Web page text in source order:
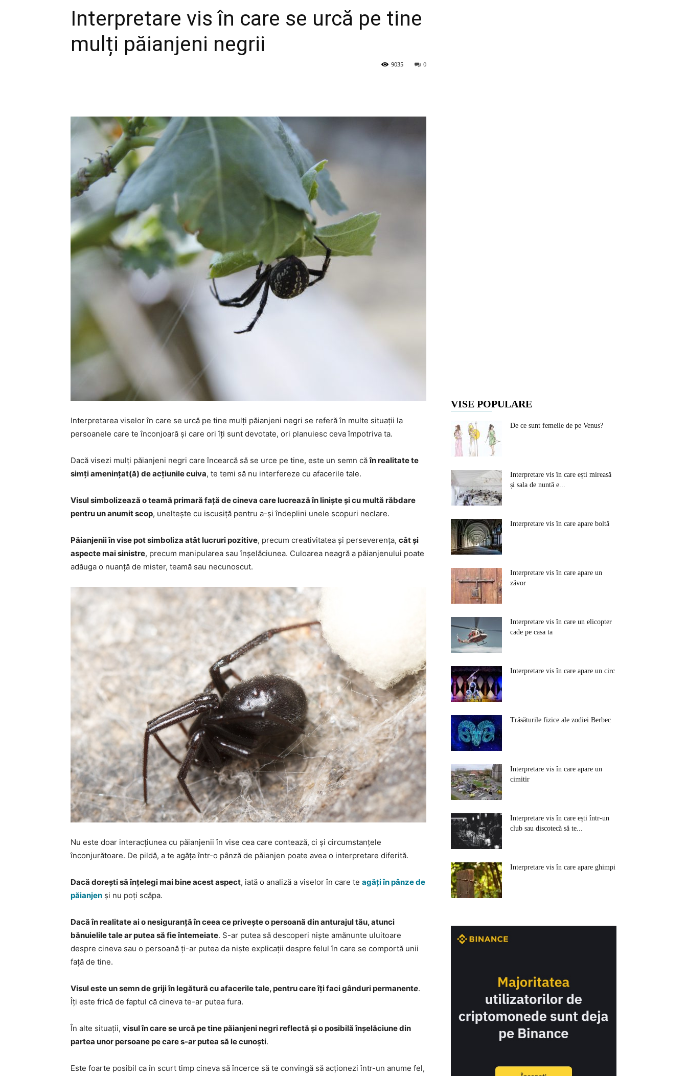
Interpretare vis în care se urcă pe tine
mulți păianjeni negrii
0
9035
Interpretarea viselor în care se urcă pe tine mulți păianjeni negri se referă în multe situații la
persoanele care te înconjoară și care ori îți sunt devotate, ori planuiesc ceva împotriva ta.
Dacă visezi mulți păianjeni negri care încearcă să se urce pe tine, este un semn căîn realitate te
simți amenințat(ă) de acțiunile cuiva, te temi să nu interfereze cu afacerile tale.
Visul simbolizează o teamă primară față de cineva care lucrează în liniște și cu multă răbdare
pentru un anumit scop, uneltește cu iscusiță pentru a-și îndeplini unele scopuri neclare.
Păianjenii în vise pot simboliza atât lucruri pozitive, precum creativitatea și perseverența, cât și
aspecte mai sinistre, precum manipularea sau înșelăciunea. Culoarea neagră a păianjenului poate
adăuga o nuanță de mister, teamă sau necunoscut.
Nu este doar interacțiunea cu păianjenii în vise cea care contează, ci și circumstanțele
înconjurătoare. De pildă, a te agăța într-o pânză de păianjen poate avea o interpretare diferită.
Dacă dorești să înțelegi mai bine acest aspect, iată o analiză a viselor în care te agăți în pânze de
păianjen și nu poți scăpa.
Dacă în realitate ai o nesiguranță în ceea ce privește o persoană din anturajul tău, atunci
bănuielile tale ar putea să fie întemeiate. S-ar putea să descoperi niște amănunte uluitoare
despre cineva sau o persoană ți-ar putea da niște explicații despre felul în care se comportă unii
față de tine.
Visul este un semn de griji în legătură cu afacerile tale, pentru care îți faci gânduri permanente.
Îți este frică de faptul că cineva te-ar putea fura.
În alte situații, visul în care se urcă pe tine păianjeni negri reflectă și o posibilă înșelăciune din
partea unor persoane pe care s-ar putea să le cunoști.
Este foarte posibil ca în scurt timp cineva să încerce să te convingă să acționezi într-un anume fel,
VISE POPULARE
De ce sunt femeile de pe Venus?
Interpretare vis în care ești mireasă
și sala de nuntă e...
Interpretare vis în care apare boltă
Interpretare vis în care apare un
zăvor
Interpretare vis în care un elicopter
cade pe casa ta
Interpretare vis în care apare un circ
Trăsăturile fizice ale zodiei Berbec
Interpretare vis în care apare un
cimitir
Interpretare vis în care ești într-un
club sau discotecă să te...
Interpretare vis în care apare ghimpi